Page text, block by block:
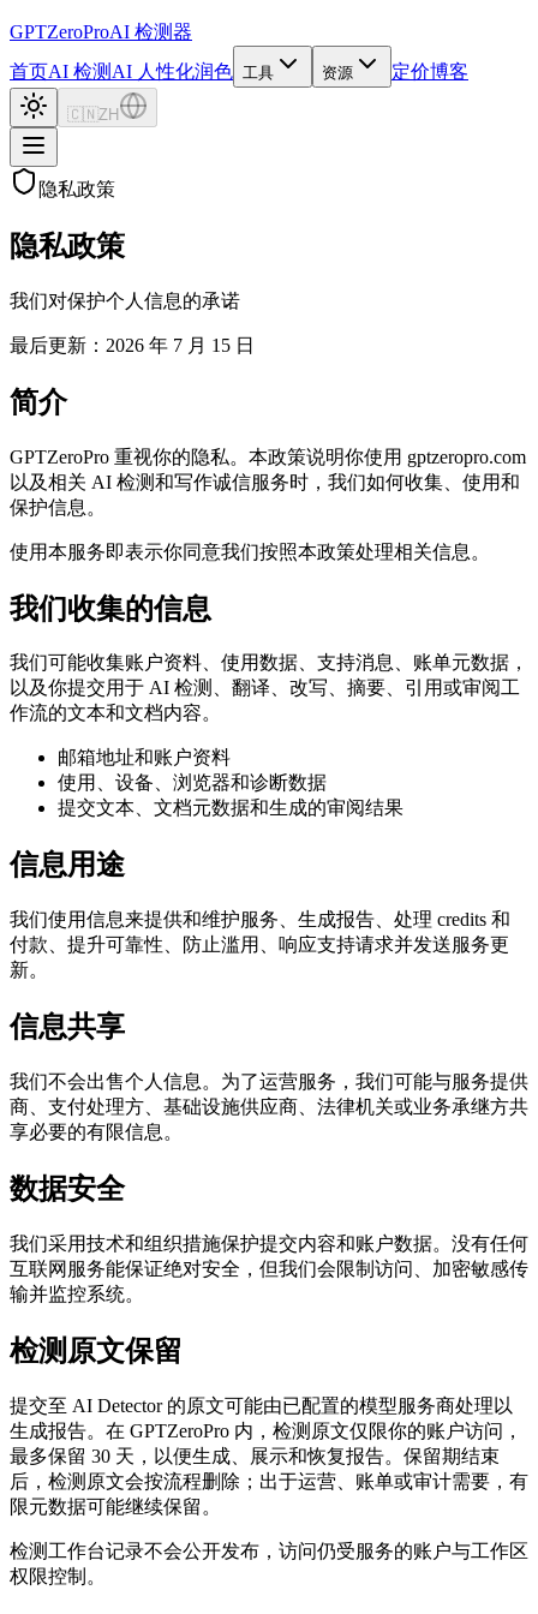
GPTZeroProAI 检测器
首页AI 检测 AI 人性化润色 工具 资源 定价博客
🇨🇳 ZH
隐私政策
隐私政策
我们对保护个人信息的承诺
最后更新：2026 年 7 月 15 日
简介
GPTZeroPro 重视你的隐私。本政策说明你使用 gptzeropro.com
以及相关 AI 检测和写作诚信服务时，我们如何收集、使用和
保护信息。
使用本服务即表示你同意我们按照本政策处理相关信息。
我们收集的信息
我们可能收集账户资料、使用数据、支持消息、账单元数据，
以及你提交用于 AI 检测、翻译、改写、摘要、引用或审阅工
作流的文本和文档内容。
邮箱地址和账户资料
使用、设备、浏览器和诊断数据
提交文本、文档元数据和生成的审阅结果
信息用途
我们使用信息来提供和维护服务、生成报告、处理 credits 和
付款、提升可靠性、防止滥用、响应支持请求并发送服务更
新。
信息共享
我们不会出售个人信息。为了运营服务，我们可能与服务提供
商、支付处理方、基础设施供应商、法律机关或业务承继方共
享必要的有限信息。
数据安全
我们采用技术和组织措施保护提交内容和账户数据。没有任何
互联网服务能保证绝对安全，但我们会限制访问、加密敏感传
输并监控系统。
检测原文保留
提交至 AI Detector 的原文可能由已配置的模型服务商处理以
生成报告。在 GPTZeroPro 内，检测原文仅限你的账户访问，
最多保留 30 天，以便生成、展示和恢复报告。保留期结束
后，检测原文会按流程删除；出于运营、账单或审计需要，有
限元数据可能继续保留。
检测工作台记录不会公开发布，访问仍受服务的账户与工作区
权限控制。